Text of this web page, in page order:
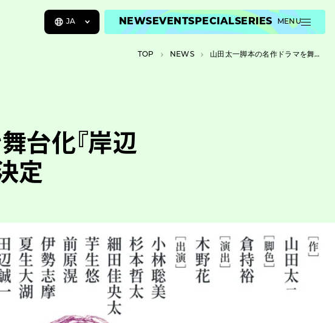
JA NEWSEVENTSPECIALSERIES MENU
TOP NEWS 山田太一脚本の名作ドラマを舞台化『岸辺のアルバム』期間限定配信が決定
台化『岸辺
定